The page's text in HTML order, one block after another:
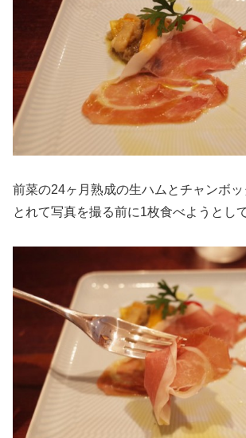
前菜の24ヶ月熟成の生ハムとチャンボ
とれて写真を撮る前に1枚食べようとし